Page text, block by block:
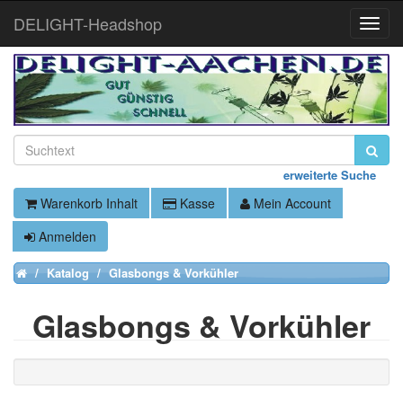
erweiterte Suche
Warenkorb Inhalt Kasse
Mein Account
Anmelden
HomeKatalog Glasbongs & Vorkühler
Glasbongs & Vorkühler
Toggle
DELIGHT-Headshop